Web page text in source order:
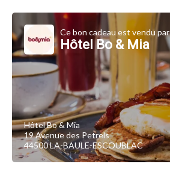
Ce bon cadeau est vendu par
Hôtel Bo & Mia
Hôtel Bo & Mia
19 Avenue des Petrels
44500 LA-BAULE-ESCOUBLAC